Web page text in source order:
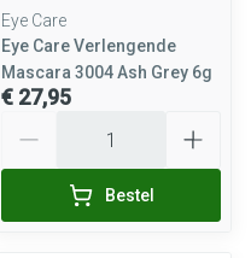
Eye Care
Eye Care Verlengende
Mascara 3004 Ash Grey 6g
€ 27,95
Bestel